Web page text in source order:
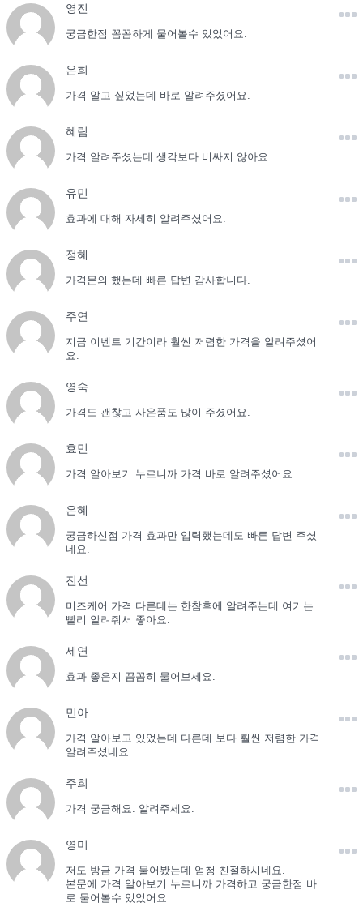
영진
궁금한점 꼼꼼하게 물어볼수 있었어요.
은희
가격 알고 싶었는데 바로 알려주셨어요.
혜림
가격 알려주셨는데 생각보다 비싸지 않아요.
유민
효과에 대해 자세히 알려주셨어요.
정혜
가격문의 했는데 빠른 답변 감사합니다.
주연
지금 이벤트 기간이라 훨씬 저렴한 가격을 알려주셨어
요.
영숙
가격도 괜찮고 사은품도 많이 주셨어요.
효민
가격 알아보기 누르니까 가격 바로 알려주셨어요.
은혜
궁금하신점 가격 효과만 입력했는데도 빠른 답변 주셨
네요.
진선
미즈케어 가격 다른데는 한참후에 알려주는데 여기는
빨리 알려줘서 좋아요.
세연
효과 좋은지 꼼꼼히 물어보세요.
민아
가격 알아보고 있었는데 다른데 보다 훨씬 저렴한 가격
알려주셨네요.
주희
가격 궁금해요. 알려주세요.
영미
저도 방금 가격 물어봤는데 엄청 친절하시네요.
본문에 가격 알아보기 누르니까 가격하고 궁금한점 바
로 물어볼수 있었어요.